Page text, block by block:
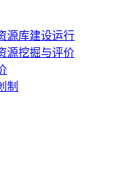
源库建设运行
源挖掘与评价
制